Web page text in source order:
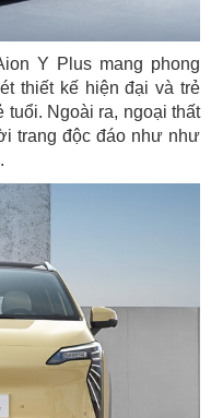
Y Plus mang phong
thiết kế hiện đại và trẻ
Ngoài ra, ngoại thất
trang độc đáo như như